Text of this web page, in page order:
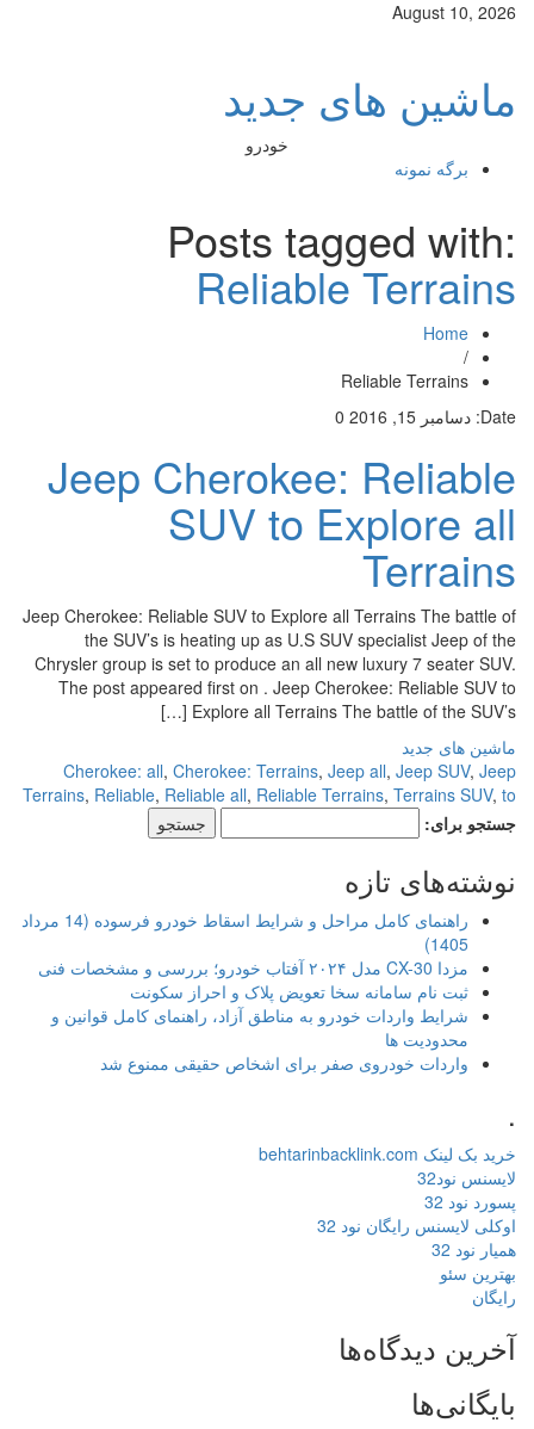
August 10, 2026
ماشین های جدید
خودرو
برگه نمونه
Posts tagged with:
Reliable Terrains
Home
/
Reliable Terrains
Date: دسامبر 15, 2016 0
Jeep Cherokee: Reliable
SUV to Explore all
Terrains
Jeep Cherokee: Reliable SUV to Explore all Terrains The battle of
the SUV’s is heating up as U.S SUV specialist Jeep of the
Chrysler group is set to produce an all new luxury 7 seater SUV.
The post appeared first on . Jeep Cherokee: Reliable SUV to
Explore all Terrains The battle of the SUV’s […]
ماشین های جدید
Cherokee: all,Cherokee: Terrains,Jeep all,Jeep SUV,Jeep
Terrains,Reliable,Reliable all,Reliable Terrains,Terrains SUV,
جستجو برای:
نوشته‌های تازه
راهنمای کامل مراحل و شرایط اسقاط خودرو فرسوده (14 مرداد
1405)
مزدا CX-30 مدل ۲۰۲۴ آفتاب خودرو؛ بررسی و مشخصات فنی
ثبت نام سامانه سخا تعویض پلاک و احراز سکونت
شرایط واردات خودرو به مناطق آزاد، راهنمای کامل قوانین و
محدودیت ها
واردات خودروی صفر برای اشخاص حقیقی ممنوع شد
خرید بک لینک behtarinbacklink.com
لایسنس نود32
پسورد نود 32
اوکلی لایسنس رایگان نود 32
همیار نود 32
بهترین سئو
رایگان
آخرین دیدگاه‌ها
بایگانی‌ها